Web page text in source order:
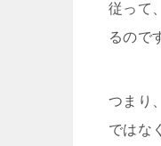
従って
るので
つまり
ではな